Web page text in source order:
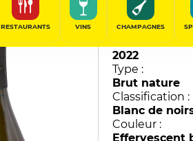
RESTAURANTS VINS CHAMPAGNES
90/100
Millésime :
2022
Type :
Brut nature
Classification :
Blanc de
Couleur :
Effervescent